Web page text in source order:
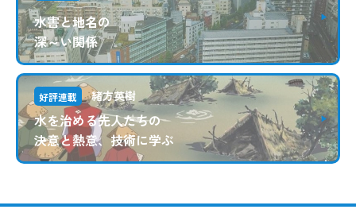
水害と地名の
深～い関係
好評連載 緒方英樹
水を治める先人たちの
決意と熱意、技術に学ぶ